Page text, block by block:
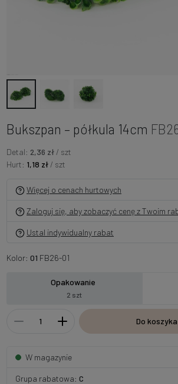
Bukszpan – półkula 14cm
Detal: 2,36 zł / szt
Hurt: 1,18 zł / szt
Więcej o cenach hurtowych
Zaloguj się, aby zobaczyć cenę z Twoim
Ustal indywidualny rabat
Kolor: 01 FB26-01
Opakowanie
2 szt
Do koszyka
W magazynie
Grupa rabatowa: C